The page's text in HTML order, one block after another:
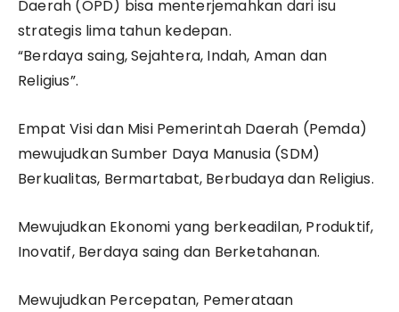
Daerah (OPD) bisa menterjemahkan dari isu
strategis lima tahun kedepan.
“Berdaya saing, Sejahtera, Indah, Aman dan
Religius”.
Empat Visi dan Misi Pemerintah Daerah (Pemda)
mewujudkan Sumber Daya Manusia (SDM)
Berkualitas, Bermartabat, Berbudaya dan Religius.
Mewujudkan Ekonomi yang berkeadilan, Produktif,
Inovatif, Berdaya saing dan Berketahanan.
Mewujudkan Percepatan, Pemerataan